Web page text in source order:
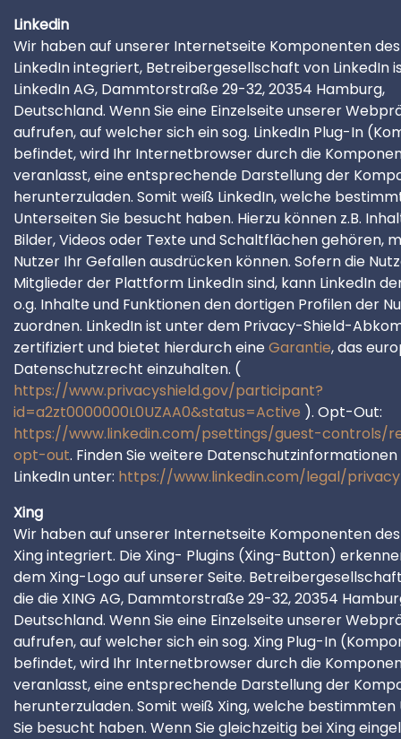
Linkedin
Wir haben auf unserer Internetseite Komponenten
LinkedIn integriert, Betreibergesellschaft von LinkedIn
LinkedIn AG, Dammtorstraße 29-32, 20354 Hamburg,
Deutschland. Wenn Sie eine Einzelseite unserer
aufrufen, auf welcher sich ein sog. LinkedIn Plug-In
befindet, wird Ihr Internetbrowser durch die
veranlasst, eine entsprechende Darstellung der
herunterzuladen. Somit weiß LinkedIn, welche
Unterseiten Sie besucht haben. Hierzu können z.B.
Bilder, Videos oder Texte und Schaltflächen gehören,
Nutzer Ihr Gefallen ausdrücken können. Sofern die
Mitglieder der Plattform LinkedIn sind, kann LinkedIn
o.g. Inhalte und Funktionen den dortigen Profilen der
zuordnen. LinkedIn ist unter dem Privacy-Shield-
zertifiziert und bietet hierdurch eineGarantie, das
Datenschutzrecht einzuhalten. (
https://www.privacyshield.gov/participant?
id=a2zt0000000L0UZAA0&status=Active ). Opt-Out:
https://www.linkedin.com/psettings/guest-controls/
opt-out. Finden Sie weitere
LinkedIn unter: https://www.linkedin.com/legal/
Xing
Wir haben auf unserer Internetseite Komponenten
Xing integriert. Die Xing- Plugins (Xing-Button)
dem Xing-Logo auf unserer Seite.
die die XING AG, Dammtorstraße 29-32, 20354
Deutschland. Wenn Sie eine Einzelseite unserer
aufrufen, auf welcher sich ein sog. Xing Plug-In
befindet, wird Ihr Internetbrowser durch die
veranlasst, eine entsprechende Darstellung der
herunterzuladen. Somit weiß Xing, welche
Sie besucht haben. Wenn Sie gleichzeitig bei Xing